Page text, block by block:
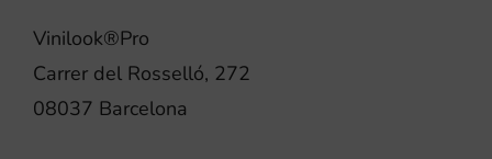
Vinilook®Pro
Carrer del Rosselló, 272
08037 Barcelona